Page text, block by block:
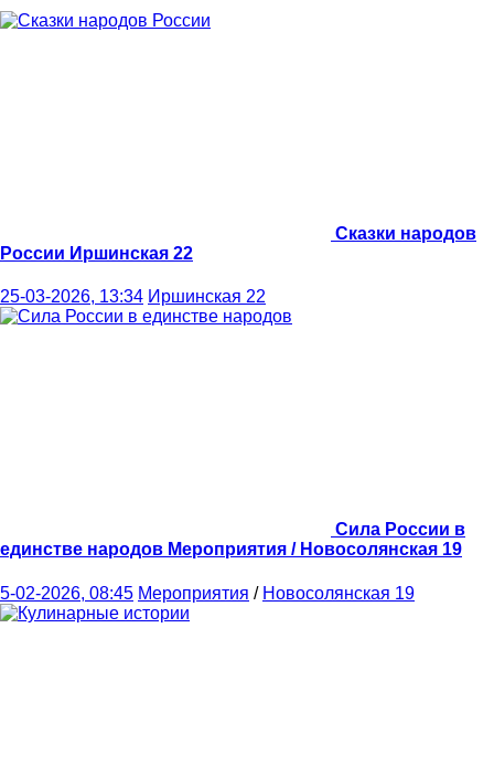
Сказки народов
России Иршинская 22
25-03-2026, 13:34 Иршинская 22
Сила России в
единстве народов Мероприятия / Новосолянская 19
5-02-2026, 08:45 Мероприятия / Новосолянская 19